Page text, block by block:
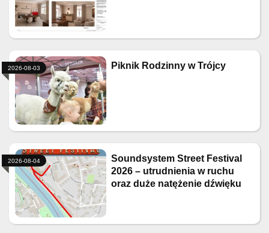
Piknik Rodzinny w Trójcy
2026-08-03
Soundsystem Street Festival
2026 – utrudnienia w ruchu
oraz duże natężenie dźwięku
2026-08-04